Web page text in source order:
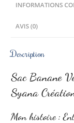
INFORMATIONS
AVIS (0)
Description
Sac Banane
Syana
Mon histoire :